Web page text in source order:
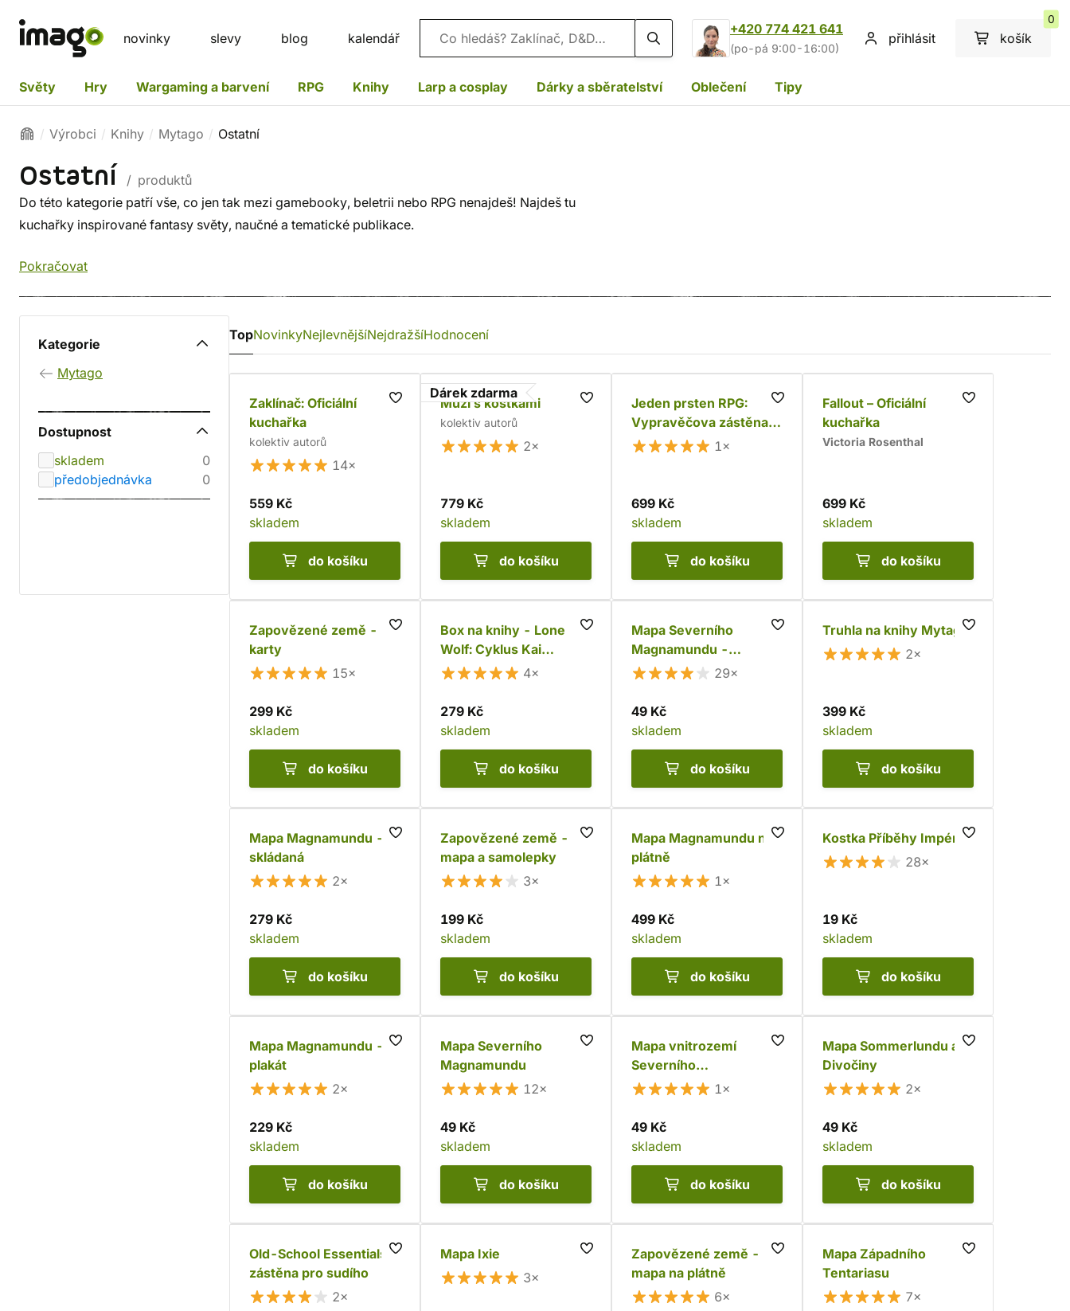
novinky slevy blog kalendář Vyhledávání
+420 774 421 641
(po-pá 9:00-16:00)
přihlásit košík
0
Světy Hry Wargaming a barvení RPG Knihy Larp a cosplay Dárky a sběratelství Oblečení Tipy
Výrobci Knihy Mytago Ostatní
Ostatní / produktů
Do této kategorie patří vše, co jen tak mezi gamebooky, beletrii nebo RPG nenajdeš! Najdeš tu
kuchařky inspirované fantasy světy, naučné a tematické publikace.
Pokračovat
Kategorie
Mytago
Dostupnost
skladem
0
předobjednávka
0
TopNovinkyNejlevnějšíNejdražšíHodnocení
Zaklínač: Oficiální
kuchařka
kolektiv autorů
14×
559 Kč
skladem
do košíku
Dárek zdarma
Muži s kostkami
kolektiv autorů
2×
779 Kč
skladem
do košíku
Jeden prsten RPG:
Vypravěčova zástěna a
pojednání o Roklince
1×
699 Kč
skladem
do košíku
Fallout – Oficiální
kuchařka
Victoria Rosenthal
699 Kč
skladem
do košíku
Zapovězené země -
karty
15×
299 Kč
skladem
do košíku
Box na knihy - Lone
Wolf: Cyklus Kai
(vázaný)
4×
279 Kč
skladem
do košíku
Mapa Severního
Magnamundu -
Svobodná království
29×
49 Kč
skladem
do košíku
Truhla na knihy Mytago
2×
399 Kč
skladem
do košíku
Mapa Magnamundu -
skládaná
2×
279 Kč
skladem
do košíku
Zapovězené země -
mapa a samolepky
3×
199 Kč
skladem
do košíku
Mapa Magnamundu na
plátně
1×
499 Kč
skladem
do košíku
Kostka Příběhy Impéria
28×
19 Kč
skladem
do košíku
Mapa Magnamundu -
plakát
2×
229 Kč
skladem
do košíku
Mapa Severního
Magnamundu
12×
49 Kč
skladem
do košíku
Mapa vnitrozemí
Severního
Magnamundu1×
49 Kč
skladem
do košíku
Mapa Sommerlundu a
Divočiny
2×
49 Kč
skladem
do košíku
Old-School Essentials -
zástěna pro sudího
2×
Mapa Ixie
3×
Zapovězené země -
mapa na plátně
6×
Mapa Západního
Tentariasu
7×